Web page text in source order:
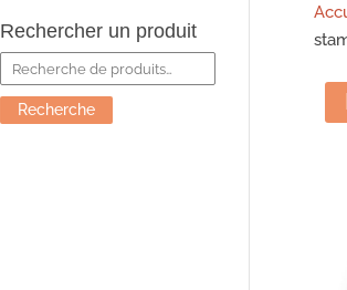
Rechercher un produit
Recherche
pour :
Recherche